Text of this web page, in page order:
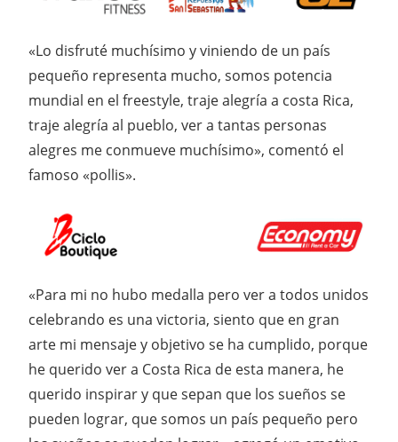
«Lo disfruté muchísimo y viniendo de un país
pequeño representa mucho, somos potencia
mundial en el freestyle, traje alegría a costa Rica,
traje alegría al pueblo, ver a tantas personas
alegres me conmueve muchísimo», comentó el
famoso «pollis».
«Para mi no hubo medalla pero ver a todos unidos
celebrando es una victoria, siento que en gran
arte mi mensaje y objetivo se ha cumplido, porque
he querido ver a Costa Rica de esta manera, he
querido inspirar y que sepan que los sueños se
pueden lograr, que somos un país pequeño pero